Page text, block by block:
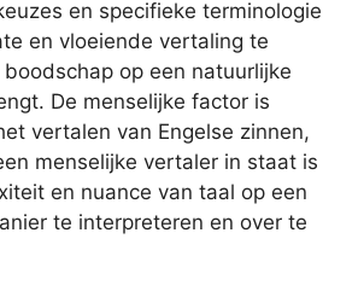
en specifieke terminologie
en vloeiende vertaling te
op een natuurlijke
De menselijke factor is
vertalen van Engelse zinnen,
menselijke vertaler in staat is
en nuance van taal op een
te interpreteren en over te